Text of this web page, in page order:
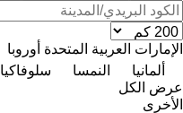
الإمارات العربية المتحدة أوروبا
ألمانيا
النمسا سلوفاكيا
عرض الكل
الأخرى